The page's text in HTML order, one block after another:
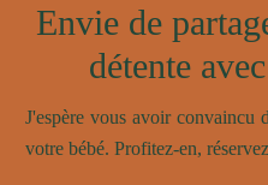
Envie de
détente
J'espère vous avoir convaincu
votre bébé. Profitez-en,